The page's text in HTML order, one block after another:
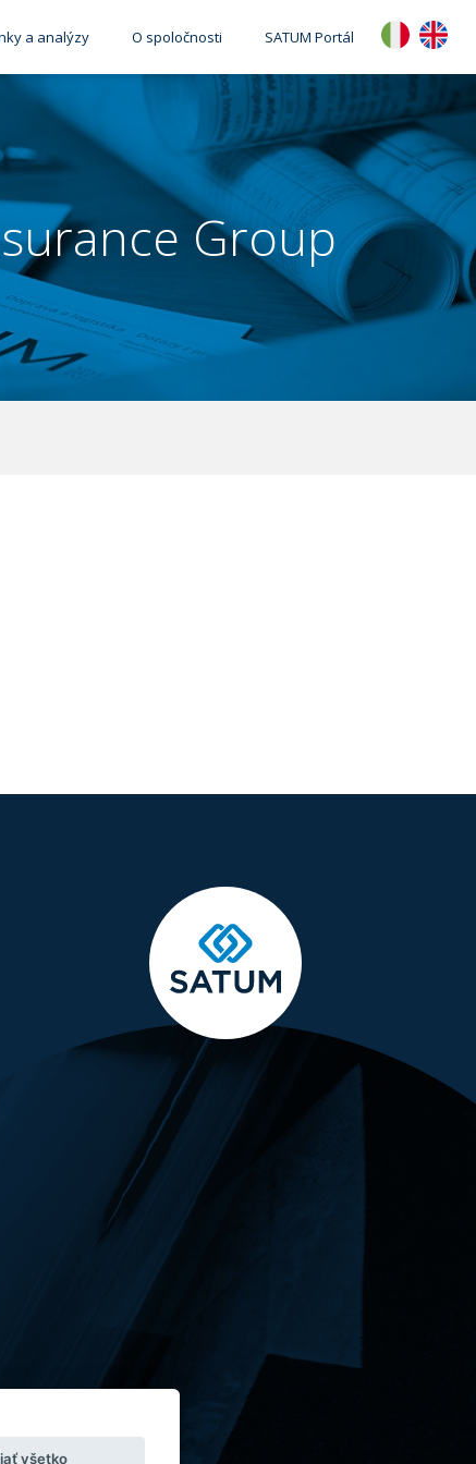
a analýzy O spoločnosti SATUM Portál
Group
všetko